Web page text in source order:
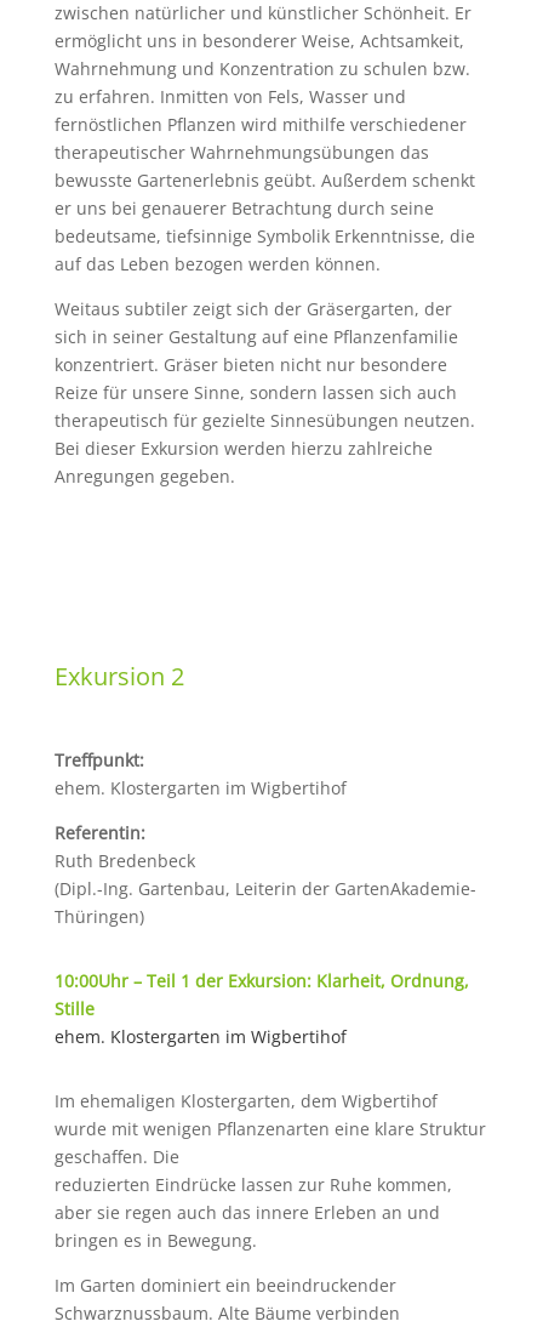
zwischen natürlicher und künstlicher Schönheit. Er
ermöglicht uns in besonderer Weise, Achtsamkeit,
Wahrnehmung und Konzentration zu schulen bzw.
zu erfahren. Inmitten von Fels, Wasser und
fernöstlichen Pflanzen wird mithilfe verschiedener
therapeutischer Wahrnehmungsübungen das
bewusste Gartenerlebnis geübt. Außerdem schenkt
er uns bei genauerer Betrachtung durch seine
bedeutsame, tiefsinnige Symbolik Erkenntnisse, die
auf das Leben bezogen werden können.
Weitaus subtiler zeigt sich der Gräsergarten, der
sich in seiner Gestaltung auf eine Pflanzenfamilie
konzentriert. Gräser bieten nicht nur besondere
Reize für unsere Sinne, sondern lassen sich auch
therapeutisch für gezielte Sinnesübungen neutzen.
Bei dieser Exkursion werden hierzu zahlreiche
Anregungen gegeben.
Exkursion 2
Treffpunkt:
ehem. Klostergarten im Wigbertihof
Referentin:
Ruth Bredenbeck
(Dipl.-Ing. Gartenbau, Leiterin der GartenAkademie-
Thüringen)
10:00Uhr – Teil 1 der Exkursion: Klarheit, Ordnung,
Stille
ehem. Klostergarten im Wigbertihof
Im ehemaligen Klostergarten, dem Wigbertihof
wurde mit wenigen Pflanzenarten eine klare Struktur
geschaffen. Die
reduzierten Eindrücke lassen zur Ruhe kommen,
aber sie regen auch das innere Erleben an und
bringen es in Bewegung.
Im Garten dominiert ein beeindruckender
Schwarznussbaum. Alte Bäume verbinden